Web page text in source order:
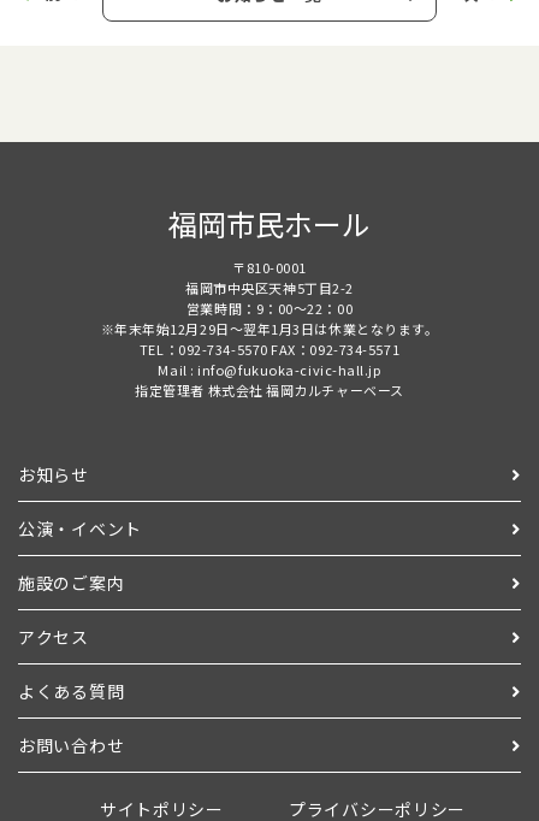
福岡市民ホール
〒810-0001
福岡市中央区天神5丁目2-2
営業時間：9：00～22：00
※年末年始12月29日～翌年1月3日は休業となります。
TEL：092-734-5570 FAX：092-734-5571
Mail : info@fukuoka-civic-hall.jp
指定管理者 株式会社 福岡カルチャーベース
お知らせ
公演・イベント
施設のご案内
アクセス
よくある質問
お問い合わせ
サイトポリシー プライバシーポリシー